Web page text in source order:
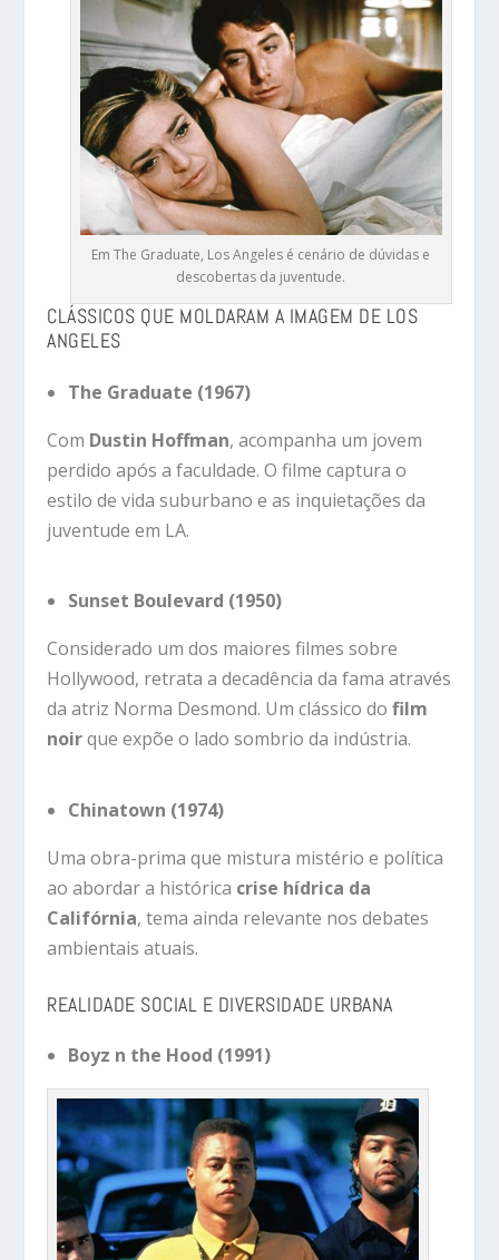
Em The Graduate, Los Angeles é cenário de dúvidas e
descobertas da juventude.
CLÁSSICOS QUE MOLDARAM A IMAGEM DE LOS
ANGELES
The Graduate (1967)
Com Dustin Hoffman, acompanha um jovem
perdido após a faculdade. O filme captura o
estilo de vida suburbano e as inquietações da
juventude em LA.
Sunset Boulevard (1950)
Considerado um dos maiores filmes sobre
Hollywood, retrata a decadência da fama através
da atriz Norma Desmond. Um clássico dofilm
noirque expõe o lado sombrio da indústria.
Chinatown (1974)
Uma obra-prima que mistura mistério e política
ao abordar a histórica crise hídrica da
Califórnia, tema ainda relevante nos debates
ambientais atuais.
REALIDADE SOCIAL E DIVERSIDADE URBANA
Boyz n the Hood (1991)